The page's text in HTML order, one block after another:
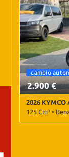
cambio
2.900 €
2026
125 Cm³ •